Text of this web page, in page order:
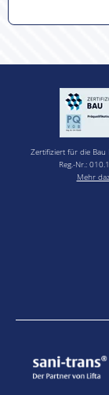
Zertifiziert für die Bau
Reg.-Nr.:
Mehr